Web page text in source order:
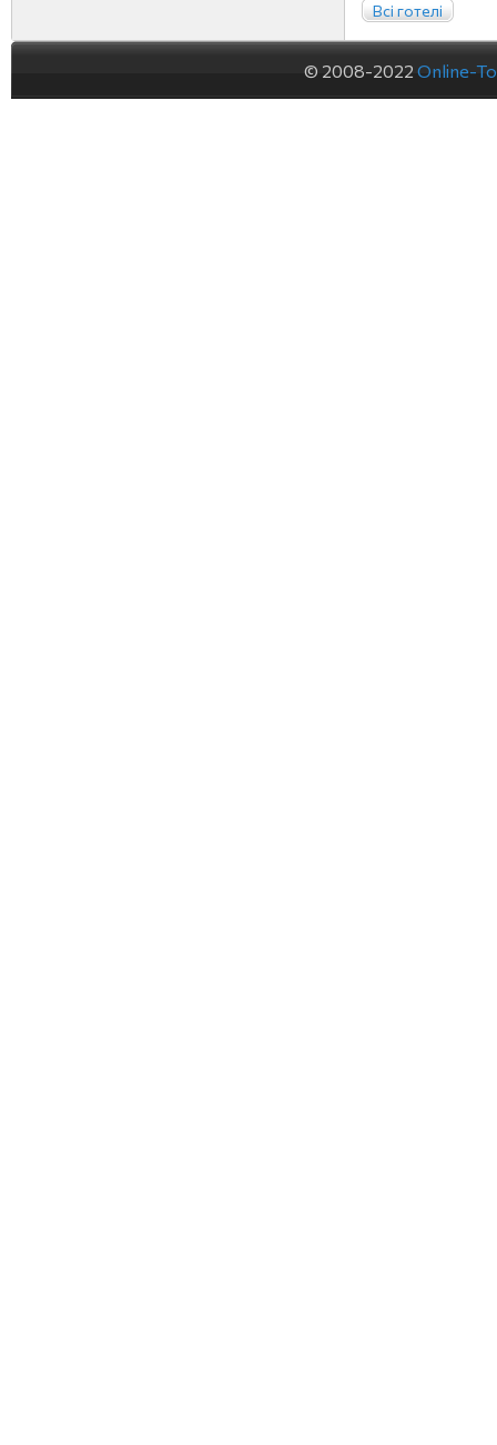
Всі готелі
© 2008-2022 Online-